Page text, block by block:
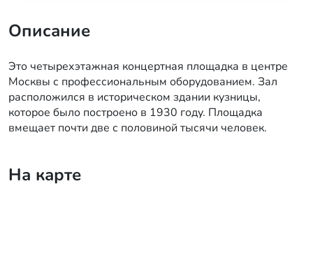
Описание
Это четырехэтажная концертная площадка в центре
Москвы с профессиональным оборудованием. Зал
расположился в историческом здании кузницы,
которое было построено в 1930 году. Площадка
вмещает почти две с половиной тысячи человек.
На карте